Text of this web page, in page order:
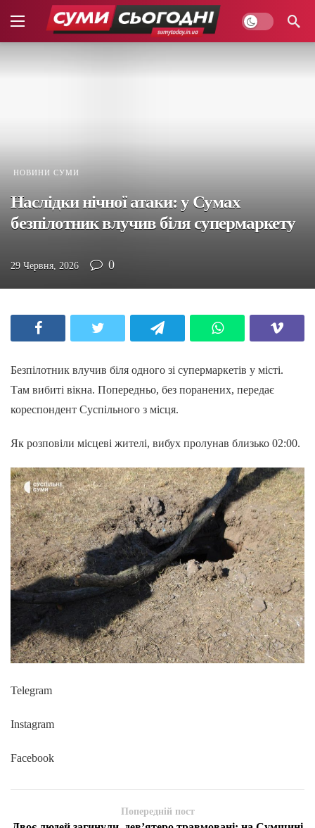
НОВИНИ СУМИ
Наслідки нічної атаки: у Сумах
безпілотник влучив біля супермаркету
29 Червня, 2026 0
Безпілотник влучив біля одного зі супермаркетів у місті.
Там вибиті вікна. Попередньо, без поранених, передає
кореспондент Суспільного з місця.
Як розповіли місцеві жителі, вибух пролунав близько 02:00.
Telegram
Instagram
Facebook
Попередній пост